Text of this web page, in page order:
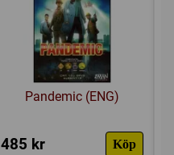
Pandemic (ENG)
485 kr Köp